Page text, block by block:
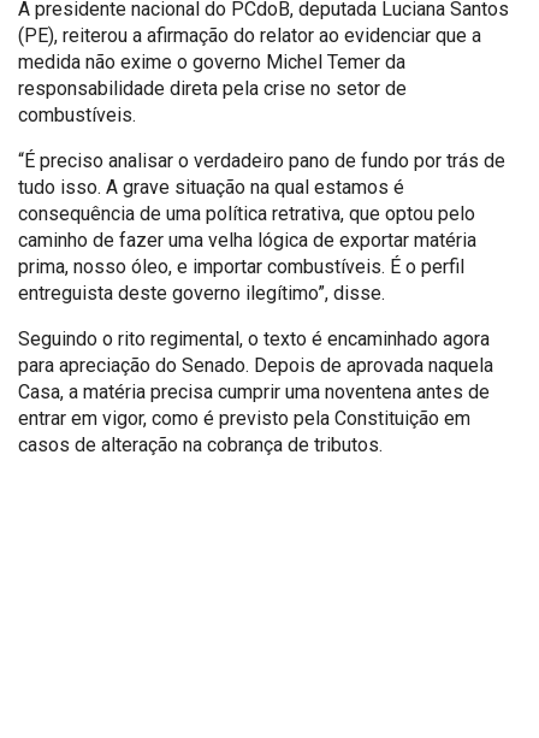
A presidente nacional do PCdoB, deputada Luciana Santos
(PE), reiterou a afirmação do relator ao evidenciar que a
medida não exime o governo Michel Temer da
responsabilidade direta pela crise no setor de
combustíveis.
“É preciso analisar o verdadeiro pano de fundo por trás de
tudo isso. A grave situação na qual estamos é
consequência de uma política retrativa, que optou pelo
caminho de fazer uma velha lógica de exportar matéria
prima, nosso óleo, e importar combustíveis. É o perfil
entreguista deste governo ilegítimo”, disse.
Seguindo o rito regimental, o texto é encaminhado agora
para apreciação do Senado. Depois de aprovada naquela
Casa, a matéria precisa cumprir uma noventena antes de
entrar em vigor, como é previsto pela Constituição em
casos de alteração na cobrança de tributos.